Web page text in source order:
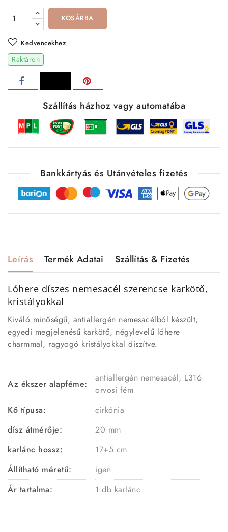
KOSÁRBA
Kedvencekhez
Raktáron
Szállítás házhoz vagy automatába
Bankkártyás és Utánvételes fizetés
Leírás Termék Adatai Szállítás & Fizetés
Lóhere díszes nemesacél szerencse karkötő,
kristályokkal
Kiváló minőségű, antiallergén nemesacélból készült,
egyedi megjelenésű karkötő, négylevelű lóhere
charmmal, ragyogó kristályokkal díszítve.
Az ékszer alapféme:
antiallergén nemesacél, L316
orvosi fém
Kő típusa:
cirkónia
dísz átmérője:
20 mm
karlánc hossz:
17+5 cm
Állítható méretű:
igen
Ár tartalma:
1 db karlánc